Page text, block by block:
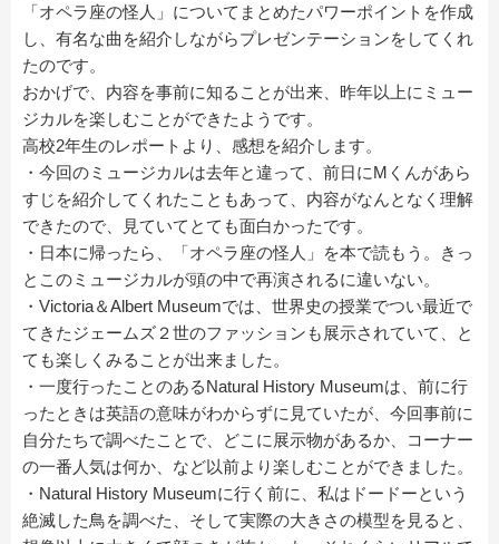
「オペラ座の怪人」についてまとめたパワーポイントを作成
し、有名な曲を紹介しながらプレゼンテーションをしてくれ
たのです。
おかげで、内容を事前に知ることが出来、昨年以上にミュー
ジカルを楽しむことができたようです。
高校2年生のレポートより、感想を紹介します。
・今回のミュージカルは去年と違って、前日にMくんがあら
すじを紹介してくれたこともあって、内容がなんとなく理解
できたので、見ていてとても面白かったです。
・日本に帰ったら、「オペラ座の怪人」を本で読もう。きっ
とこのミュージカルが頭の中で再演されるに違いない。
・Victoria＆Albert Museumでは、世界史の授業でつい最近で
てきたジェームズ２世のファッションも展示されていて、と
ても楽しくみることが出来ました。
・一度行ったことのあるNatural History Museumは、前に行
ったときは英語の意味がわからずに見ていたが、今回事前に
自分たちで調べたことで、どこに展示物があるか、コーナー
の一番人気は何か、など以前より楽しむことができました。
・Natural History Museumに行く前に、私はドードーという
絶滅した鳥を調べた、そして実際の大きさの模型を見ると、